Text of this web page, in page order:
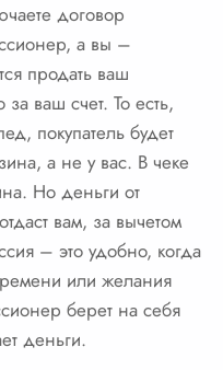
договор
а вы –
продать ваш
ваш счет. То есть,
покупатель будет
а не у вас. В чеке
Но деньги от
вам, за вычетом
– это удобно, когда
или желания
берет на себя
деньги.